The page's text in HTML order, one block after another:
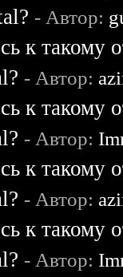
- Автор:
к такому
- Автор:
к такому
- Автор:
к такому
- Автор:
к такому
- Автор: